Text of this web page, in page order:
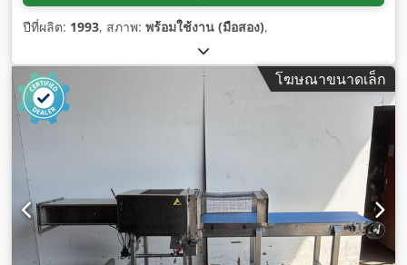
ปีที่ผลิต: 1993, สภาพ: พร้อมใช้งาน (มือสอง),
โฆษณาขนาดเล็ก